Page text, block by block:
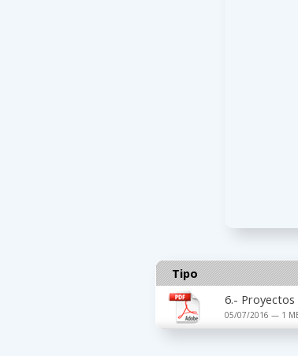
Tipo
6.- Proyectos
05/07/2016 — 1